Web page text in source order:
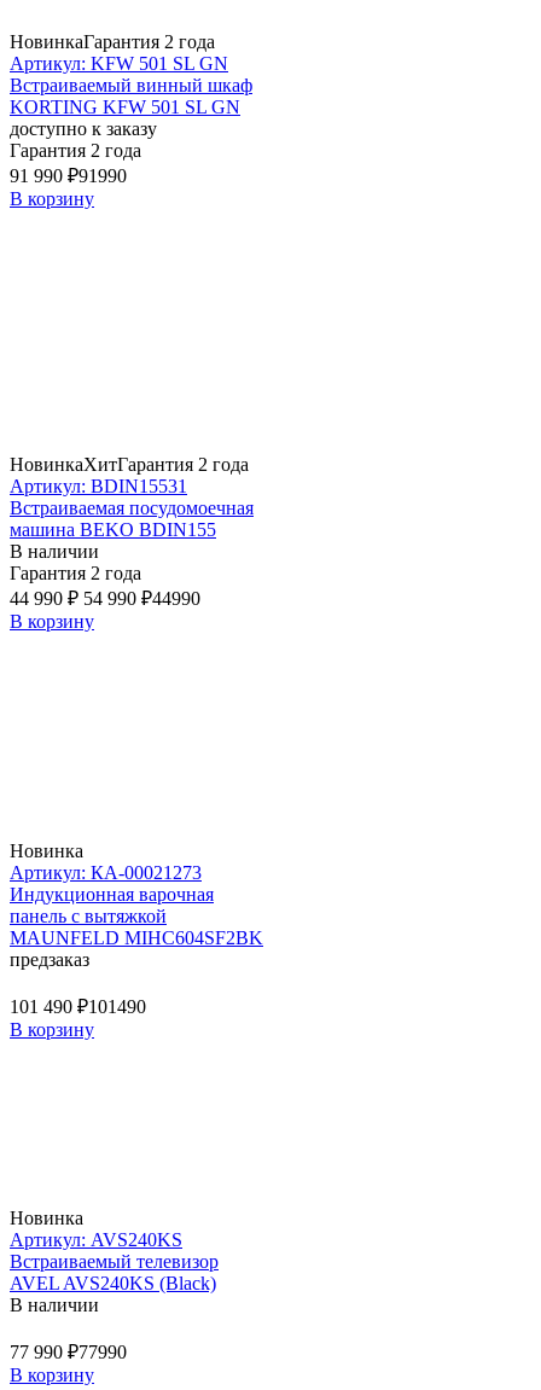
НовинкаГарантия 2 года
Артикул: KFW 501 SL GN
Встраиваемый винный шкаф
KORTING KFW 501 SL GN
доступно к заказу
Гарантия 2 года
91 990 ₽91990
В корзину
НовинкаХитГарантия 2 года
Артикул: BDIN15531
Встраиваемая посудомоечная
машина BEKO BDIN155
В наличии
Гарантия 2 года
44 990 ₽ 54 990 ₽44990
В корзину
Новинка
Артикул: КА-00021273
Индукционная варочная
панель с вытяжкой
MAUNFELD MIHC604SF2BK
предзаказ
101 490 ₽101490
В корзину
Новинка
Артикул: AVS240KS
Встраиваемый телевизор
AVEL AVS240KS (Black)
В наличии
77 990 ₽77990
В корзину